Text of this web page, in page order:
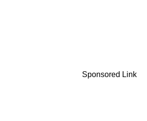
Sponsored Link